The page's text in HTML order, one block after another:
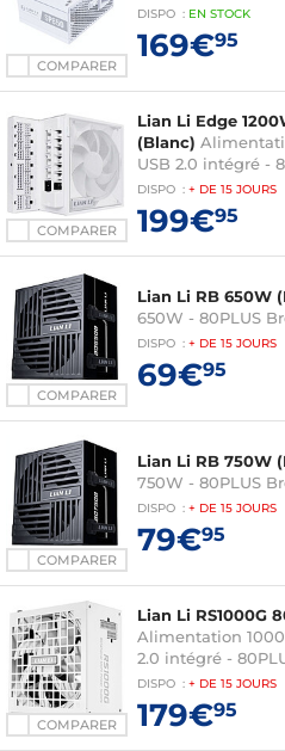
COMPARER
DISPO : EN STOCK
169€95
COMPARER
Lian Li Edge
(Blanc)
USB 2.0 intégré -
DISPO : + DE 15 JOURS
199€95
COMPARER
Lian Li RB 650W
650W - 80PLUS
DISPO : + DE 15 JOURS
69€95
COMPARER
Lian Li RB 750W
750W - 80PLUS
DISPO : + DE 15 JOURS
79€95
COMPARER
Lian Li RS1000G
Alimentation
2.0 intégré -
DISPO : + DE 15 JOURS
179€95